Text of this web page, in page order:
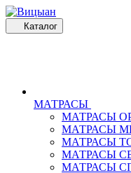
Каталог
МАТРАСЫ
МАТРАСЫ
МАТРАСЫ
МАТРАСЫ
МАТРАСЫ
МАТРАСЫ